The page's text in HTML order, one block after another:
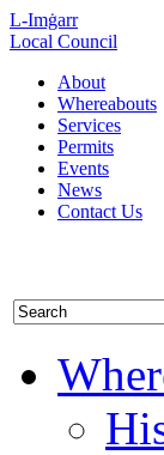
L-Imġarr
Local Council
About
Whereabouts
Services
Permits
Events
News
Contact Us